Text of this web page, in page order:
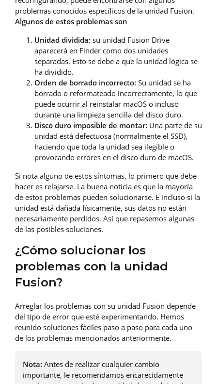
problemas conocidos específicos de la unidad Fusion.
Algunos de estos problemas son
Unidad dividida: su unidad Fusion Drive
aparecerá en Finder como dos unidades
separadas. Esto se debe a que la unidad lógica se
ha dividido.
Orden de borrado incorrecto: Su unidad se ha
borrado o reformateado incorrectamente, lo que
puede ocurrir al reinstalar macOS o incluso
durante una limpieza sencilla del disco duro.
Disco duro imposible de montar: Una parte de su
unidad está defectuosa (normalmente el SSD),
haciendo que toda la unidad sea ilegible o
provocando errores en el disco duro de macOS.
Si nota alguno de estos síntomas, lo primero que debe
hacer es relajarse. La buena noticia es que la mayoría
de estos problemas pueden solucionarse. E incluso si la
unidad está dañada físicamente, sus datos no están
necesariamente perdidos. Así que repasemos algunas
de las posibles soluciones.
¿Cómo solucionar los
problemas con la unidad
Fusion?
Arreglar los problemas con su unidad Fusion depende
del tipo de error que esté experimentando. Hemos
reunido soluciones fáciles paso a paso para cada uno
de los problemas mencionados anteriormente.
Nota: Antes de realizar cualquier cambio
importante, le recomendamos encarecidamente